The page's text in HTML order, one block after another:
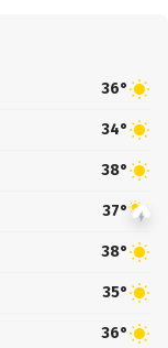
36°
34°
38°
37°
38°
35°
36°